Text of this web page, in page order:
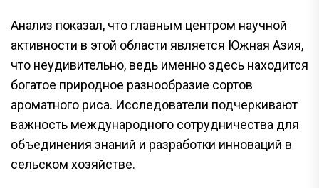
Анализ показал, что главным центром научной
активности в этой области является Южная Азия,
что неудивительно, ведь именно здесь находится
богатое природное разнообразие сортов
ароматного риса. Исследователи подчеркивают
важность международного сотрудничества для
объединения знаний и разработки инноваций в
сельском хозяйстве.